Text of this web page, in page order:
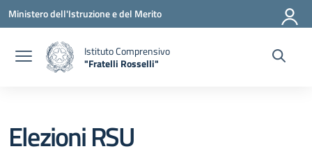
Vai ai contenuti
Vai al menu di navigazione
Vai al footer
Ministero dell'Istruzione e del Merito
Istituto Comprensivo
"Fratelli Rosselli"
Elezioni RSU